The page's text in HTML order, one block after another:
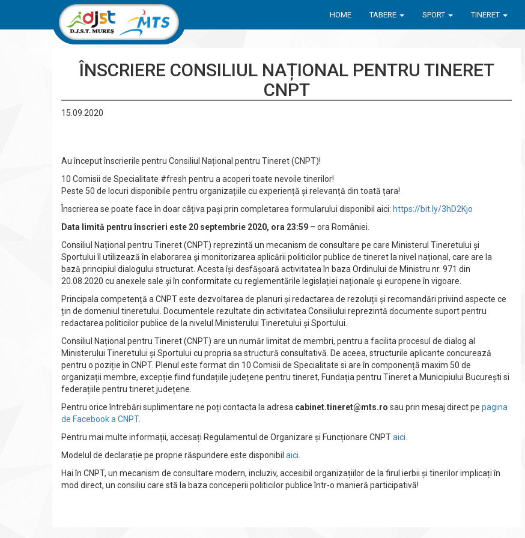
HOME TABERE SPORT TINERET
ÎNSCRIERE CONSILIUL NAȚIONAL PENTRU TINERET
CNPT
15.09.2020
Au început înscrierile pentru Consiliul Național pentru Tineret (CNPT)!
10 Comisii de Specialitate #fresh pentru a acoperi toate nevoile tinerilor!
Peste 50 de locuri disponibile pentru organizațiile cu experiență și relevanță din toată țara!
Înscrierea se poate face în doar câțiva pași prin completarea formularului disponibil aici: https://bit.ly/3hD2Kjo
Data limită pentru înscrieri este 20 septembrie 2020, ora 23:59 – ora României.
Consiliul Național pentru Tineret (CNPT) reprezintă un mecanism de consultare pe care Ministerul Tineretului și
Sportului îl utilizează în elaborarea şi monitorizarea aplicării politicilor publice de tineret la nivel național, care are la
bază principiul dialogului structurat. Acesta își desfășoară activitatea în baza Ordinului de Ministru nr. 971 din
20.08.2020 cu anexele sale şi în conformitate cu reglementările legislației naționale şi europene în vigoare.
Principala competență a CNPT este dezvoltarea de planuri și redactarea de rezoluții și recomandări privind aspecte ce
țin de domeniul tineretului. Documentele rezultate din activitatea Consiliului reprezintă documente suport pentru
redactarea politicilor publice de la nivelul Ministerului Tineretului și Sportului.
Consiliul Național pentru Tineret (CNPT) are un număr limitat de membri, pentru a facilita procesul de dialog al
Ministerului Tineretului și Sportului cu propria sa structură consultativă. De aceea, structurile aplicante concurează
pentru o poziție în CNPT. Plenul este format din 10 Comisii de Specialitate si are în componență maxim 50 de
organizații membre, excepție fiind fundațiile județene pentru tineret, Fundația pentru Tineret a Municipiului București si
federațiile pentru tineret județene.
Pentru orice întrebări suplimentare ne poți contacta la adresa cabinet.tineret@mts.ro sau prin mesaj direct pe pagina
de Facebook a CNPT.
Pentru mai multe informații, accesați Regulamentul de Organizare și Funcționare CNPTaici.
Modelul de declarație pe proprie răspundere este disponibil aici.
Hai în CNPT, un mecanism de consultare modern, incluziv, accesibil organizațiilor de la firul ierbii și tinerilor implicați în
mod direct, un consiliu care stă la baza conceperii politicilor publice într-o manieră participativă!